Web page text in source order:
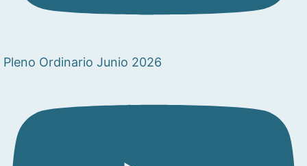
Pleno Ordinario Junio 2026